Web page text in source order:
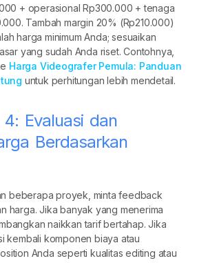
+ operasional Rp300.000 + tenaga
Tambah margin 20% (Rp210.000)
harga minimum Anda; sesuaikan
yang sudah Anda riset. Contohnya,
Harga Videografer Pemula: Panduan
untuk perhitungan lebih mendetail.
Evaluasi dan
Berdasarkan
beberapa proyek, minta feedback
harga. Jika banyak yang menerima
naikkan tarif bertahap. Jika
kembali komponen biaya atau
Anda seperti kualitas editing atau